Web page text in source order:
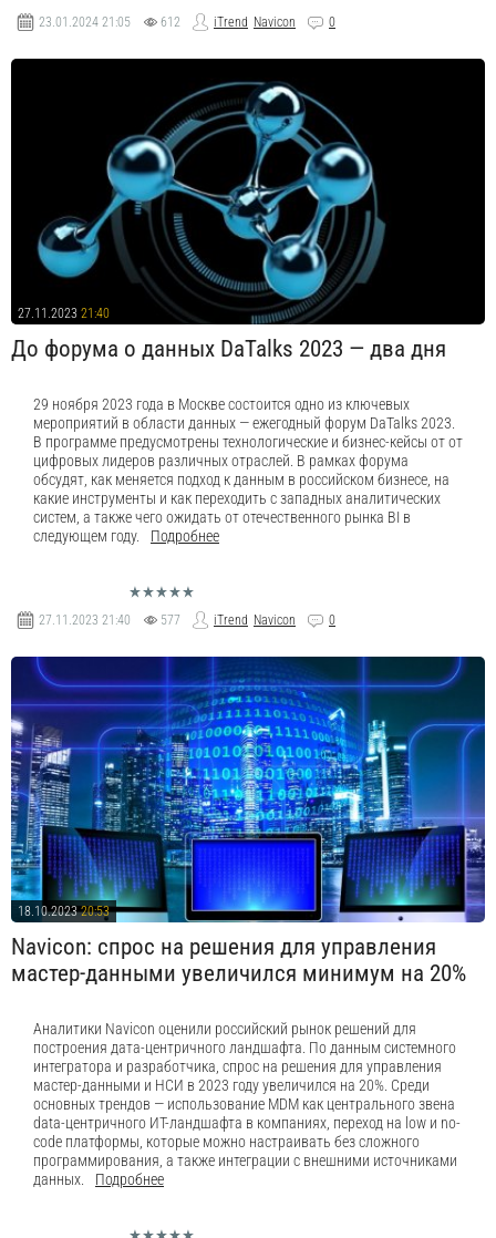
23.01.2024 21:05 612 iTrend Navicon 0
27.11.2023 21:40
До форума о данных DaTalks 2023 — два дня
29 ноября 2023 года в Москве состоится одно из ключевых
мероприятий в области данных — ежегодный форум DaTalks 2023.
В программе предусмотрены технологические и бизнес-кейсы от от
цифровых лидеров различных отраслей. В рамках форума
обсудят, как меняется подход к данным в российском бизнесе, на
какие инструменты и как переходить с западных аналитических
систем, а также чего ожидать от отечественного рынка BI в
следующем году.
Подробнее
27.11.2023 21:40 577 iTrend Navicon 0
18.10.2023 20:53
Navicon: спрос на решения для управления
мастер-данными увеличился минимум на 20%
Аналитики Navicon оценили российский рынок решений для
построения дата-центричного ландшафта. По данным системного
интегратора и разработчика, спрос на решения для управления
мастер-данными и НСИ в 2023 году увеличился на 20%. Среди
основных трендов — использование MDM как центрального звена
data-центричного ИТ-ландшафта в компаниях, переход на low и no-
code платформы, которые можно настраивать без сложного
программирования, а также интеграции с внешними источниками
данных.
Подробнее